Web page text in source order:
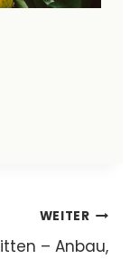
WEITER
– Anbau,